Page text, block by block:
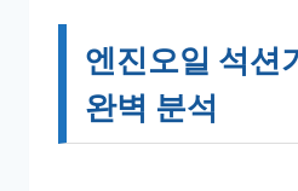
엔진오일 석션
완벽 분석